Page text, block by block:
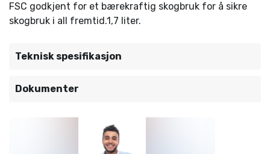
FSC godkjent for et bærekraftig skogbruk for å sikre
skogbruk i all fremtid.1,7 liter.
Teknisk spesifikasjon
Dokumenter